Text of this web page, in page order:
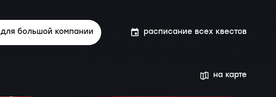
для большой компании расписание всех квестов
на карте